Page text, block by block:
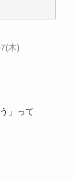
木)
」って